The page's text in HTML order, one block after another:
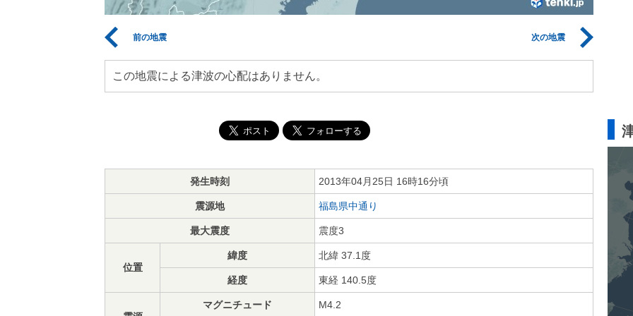
前の地震 次の地震
この地震による津波の心配はありません。
発生時刻 2013年04月25日 16時16分頃
震源地 福島県中通り
最大震度 震度3
位置
緯度 北緯 37.1度
経度 東経 140.5度
マグニチュード M4.2